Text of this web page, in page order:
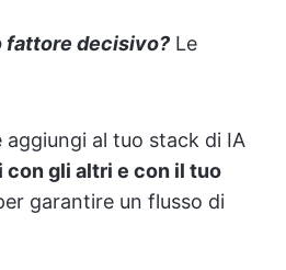
fattore decisivo? Le
al tuo stack di IA
con gli altri e con il tuo
garantire un flusso di